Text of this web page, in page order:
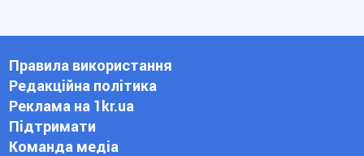
Правила використання
Редакційна політика
Реклама на 1kr.ua
Підтримати
Команда медіа